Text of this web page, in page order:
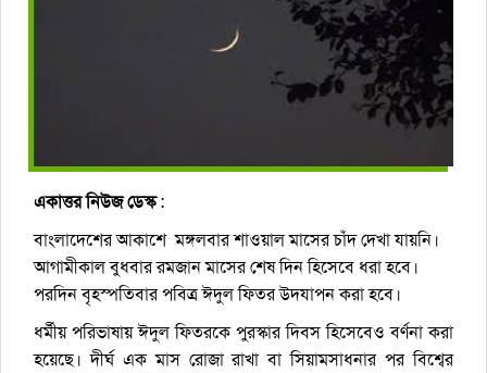
একাত্তর নিউজ ডেস্ক:
বাংলাদেশের আকাশে মঙ্গলবার শাওয়াল মাসের চাঁদ দেখা যায়নি।
আগামীকাল বুধবার রমজান মাসের শেষ দিন হিসেবে ধরা হবে।
পরদিন বৃহস্পতিবার পবিত্র ঈদুল ফিতর উদযাপন করা হবে।
ধর্মীয় পরিভাষায় ঈদুল ফিতরকে পুরস্কার দিবস হিসেবেও বর্ণনা করা
হয়েছে। দীর্ঘ এক মাস রোজা রাখা বা সিয়ামসাধনার পর বিশ্বের